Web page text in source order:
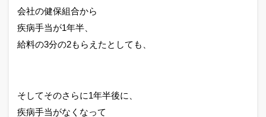
会社の健保組合から
疾病手当が1年半、
給料の3分の2もらえたとしても、
そしてそのさらに1年半後に、
疾病手当がなくなって